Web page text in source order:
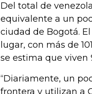
Del total de
equivalente a un
ciudad de Bogotá.
lugar, con más de
se estima que viven
“Diariamente, un
frontera y utilizan a